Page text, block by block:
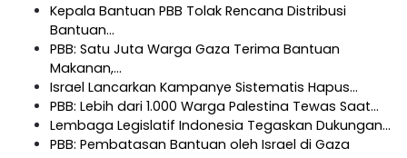
Kepala Bantuan PBB Tolak Rencana Distribusi
Bantuan…
PBB: Satu Juta Warga Gaza Terima Bantuan
Makanan,…
Israel Lancarkan Kampanye Sistematis Hapus…
PBB: Lebih dari 1.000 Warga Palestina Tewas Saat…
Lembaga Legislatif Indonesia Tegaskan Dukungan…
PBB: Pembatasan Bantuan oleh Israel di Gaza